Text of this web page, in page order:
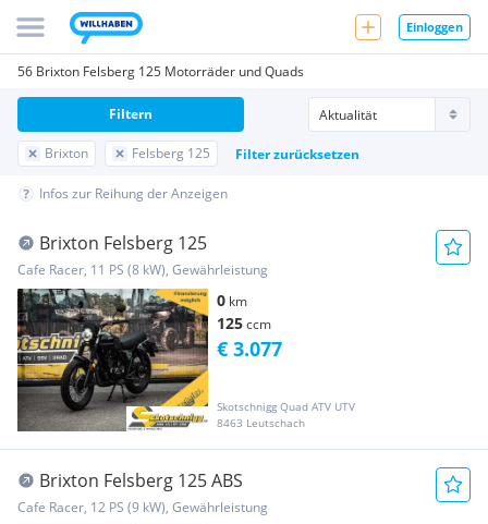
Einloggen
56 Brixton Felsberg 125 Motorräder und Quads
Brixton Felsberg 125 Filter zurücksetzen
Filtern
Infos zur Reihung der Anzeigen
Brixton Felsberg 125
Cafe Racer, 11 PS (8 kW), Gewährleistung
0 km
125ccm
Skotschnigg Quad ATV UTV
8463 Leutschach
€ 3.077
Brixton Felsberg 125 ABS
Cafe Racer, 12 PS (9 kW), Gewährleistung